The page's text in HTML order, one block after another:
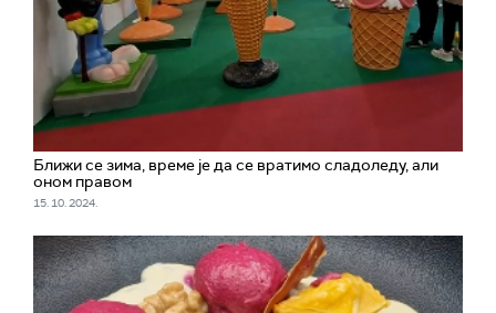
Ближи се зима, време је да се вратимо сладоледу, али
оном правом
15. 10. 2024.